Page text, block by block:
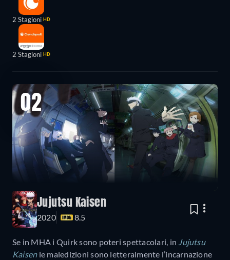
2 Stagioni HD
2 Stagioni HD
02
Jujutsu Kaisen
2020 8.5
Se in MHA i Quirk sono poteri spettacolari, in Jujutsu
Kaisenle maledizioni sono letteralmente l’incarnazione